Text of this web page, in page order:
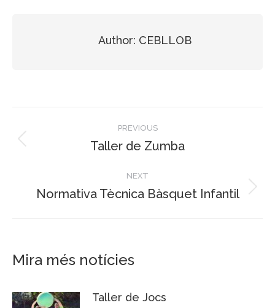
Author: CEBLLOB
navigation
PREVIOUS
Previous
Taller de Zumba
NEXT
Next
Normativa Tècnica Bàsquet Infantil
Mira més notícies
Taller de Jocs